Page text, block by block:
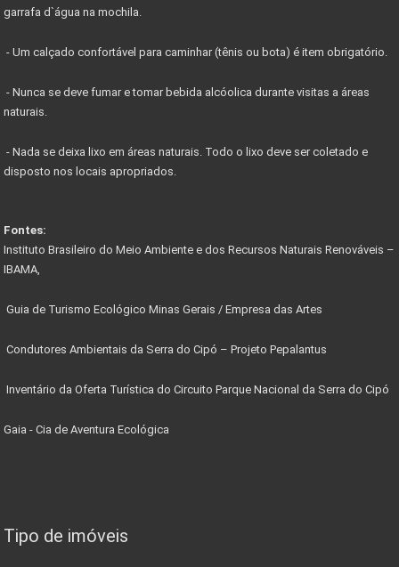
garrafa d`água na mochila.
- Um calçado confortável para caminhar (tênis ou bota) é item obrigatório.
- Nunca se deve fumar e tomar bebida alcóolica durante visitas a áreas
naturais.
- Nada se deixa lixo em áreas naturais. Todo o lixo deve ser coletado e
disposto nos locais apropriados.
Fontes:
Instituto Brasileiro do Meio Ambiente e dos Recursos Naturais Renováveis –
IBAMA,
Guia de Turismo Ecológico Minas Gerais / Empresa das Artes
Condutores Ambientais da Serra do Cipó – Projeto Pepalantus
Inventário da Oferta Turística do Circuito Parque Nacional da Serra do Cipó
Gaia - Cia de Aventura Ecológica
Tipo de imóveis